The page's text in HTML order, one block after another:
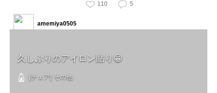
110 5
久しぶりのアイロン貼り😁
[チェア] その他
amemiya0505